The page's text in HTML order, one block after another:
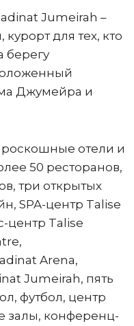
Jumeirah –
для тех, кто
берегу
Джумейра и
роскошные отели и
50 ресторанов,
три открытых
SPA-центр Talise
центр Talise
Arena,
Jumeirah, пять
футбол, центр
залы, конференц-